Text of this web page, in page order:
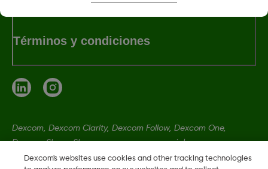
Términos y condiciones
Dexcom, Dexcom Clarity, Dexcom Follow, Dexcom One,
Dexcom Share, Share son marcas comerciales o marcas
registradas en EE. UU. y, posiblemente, en otros países.
Dexcom's websites use cookies and other tracking technologies